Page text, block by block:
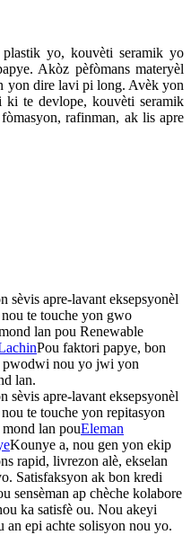
plastik yo, kouvèti seramik yo
Akòz pèfòmans materyèl
yon dire lavi pi long. Avèk yon
te devlope, kouvèti seramik
rafinman, ak lis apre
apre-lavant eksepsyonèl
te touche yon gwo
lan pou Renewable
Pou faktori papye, bon
pwodwi nou yo jwi yon
lan.
apre-lavant eksepsyonèl
te touche yon repitasyon
lan pouEleman
Kounye a, nou gen yon ekip
rapid, livrezon alè, ekselan
Satisfaksyon ak bon kredi
sensèman ap chèche kolabore
ka satisfè ou. Nou akeyi
epi achte solisyon nou yo.